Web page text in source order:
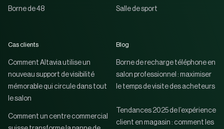
Borne de 48 Salle de sport
Cas clients
Comment Altavia utilise un
nouveau support de visibilité
mémorable qui circule dans tout
le salon
Comment un centre commercial
Blog
Borne de recharge téléphone en
salon professionnel : maximiser
le temps de visite des acheteurs
Tendances 2025 de l’expérience
client en magasin : comment les